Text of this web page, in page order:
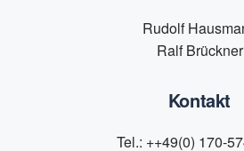
Rudolf
Ralf Brückner
Kontakt
Tel.: ++49(0) 170-